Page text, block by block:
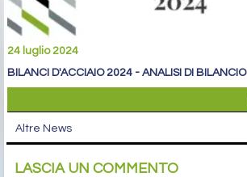
24 luglio 2024
BILANCI D'ACCIAIO 2024 - ANALISI DI BILANCIO
Altre News
LASCIA UN COMMENTO